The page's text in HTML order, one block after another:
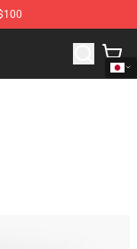
The Diver